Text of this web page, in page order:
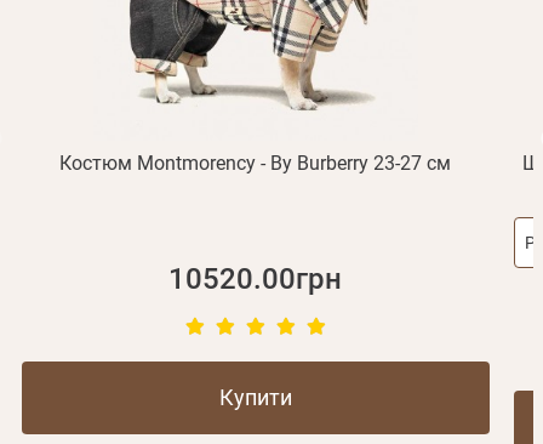
Костюм Montmorency - By Burberry 23-27 см
10520.00грн
Купити
Відправити
Реєстрація
або з допомогою
Зареєструватися
Згадали пароль?